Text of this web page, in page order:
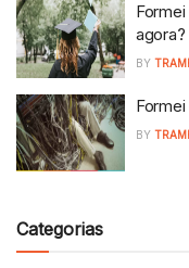
agora?
BY
BY
Categorias